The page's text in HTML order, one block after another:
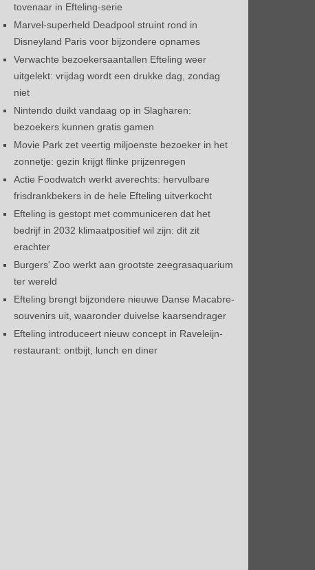
tovenaar in Efteling-serie
Marvel-superheld Deadpool struint rond in
Disneyland Paris voor bijzondere opnames
Verwachte bezoekersaantallen Efteling weer
uitgelekt: vrijdag wordt een drukke dag, zondag
niet
Nintendo duikt vandaag op in Slagharen:
bezoekers kunnen gratis gamen
Movie Park zet veertig miljoenste bezoeker in het
zonnetje: gezin krijgt flinke prijzenregen
Actie Foodwatch werkt averechts: hervulbare
frisdrankbekers in de hele Efteling uitverkocht
Efteling is gestopt met communiceren dat het
bedrijf in 2032 klimaatpositief wil zijn: dit zit
erachter
Burgers' Zoo werkt aan grootste zeegrasaquarium
ter wereld
Efteling brengt bijzondere nieuwe Danse Macabre-
souvenirs uit, waaronder duivelse kaarsendrager
Efteling introduceert nieuw concept in Raveleijn-
restaurant: ontbijt, lunch en diner